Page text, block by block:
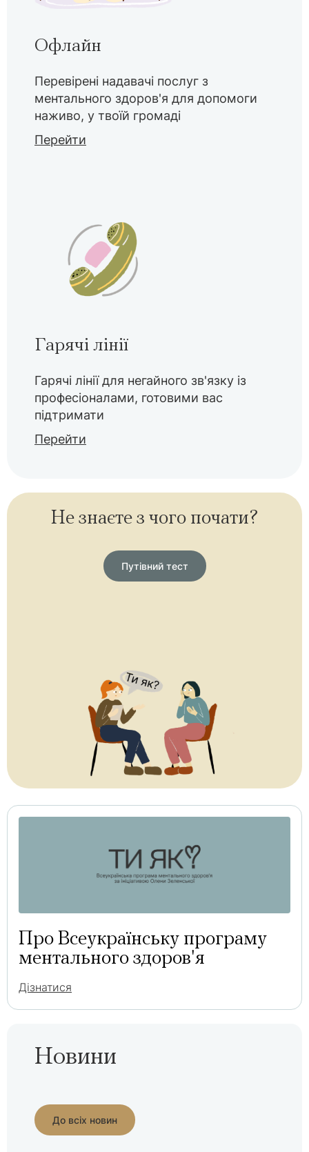
Офлайн
Перевірені надавачі послуг з
ментального здоров'я для допомоги
наживо, у твоїй громаді
Перейти
Гарячі лінії
Гарячі лінії для негайного зв'язку із
професіоналами, готовими вас
підтримати
Перейти
Не знаєте з чого почати?
Путівний тест
Про Всеукраїнську програму
ментального здоров'я
Дізнатися
Новини
До всіх новин